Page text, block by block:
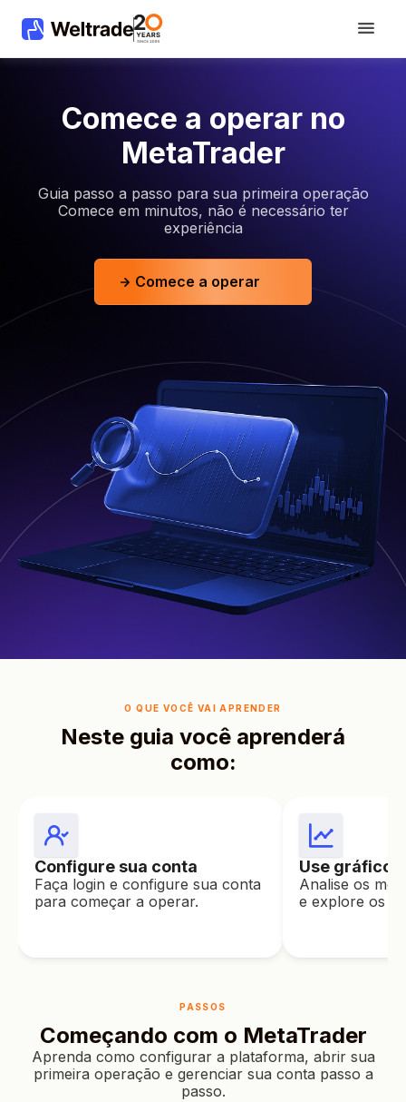
Comece a operar no
MetaTrader
Guia passo a passo para sua primeira operação
Comece em minutos, não é necessário ter
experiência
Comece a operar
O QUE VOCÊ VAI APRENDER
Neste guia você aprenderá
como:
Configure sua conta
Faça login e configure sua conta
para começar a operar.
Use
Analise os
e explore os
PASSOS
Começando com o MetaTrader
Aprenda como configurar a plataforma, abrir sua
primeira operação e gerenciar sua conta passo a
passo.